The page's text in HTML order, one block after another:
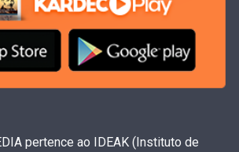
pertence ao IDEAK (Instituto de